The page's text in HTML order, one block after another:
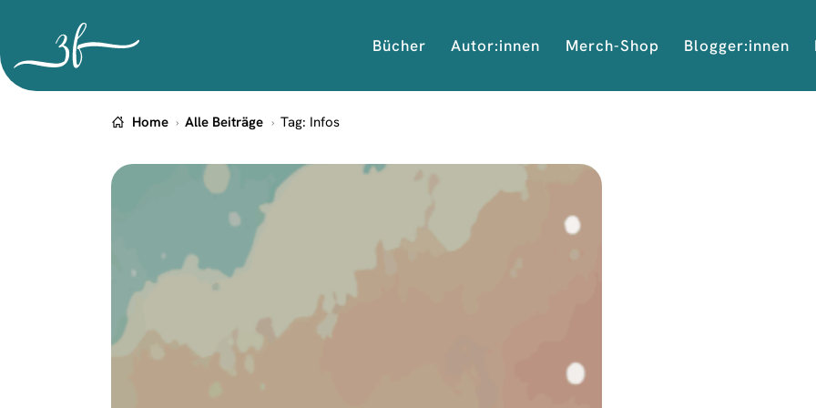
Bücher Autor:innen Merch-Shop Blogger:innen
Home Alle Beiträge Tag: Infos